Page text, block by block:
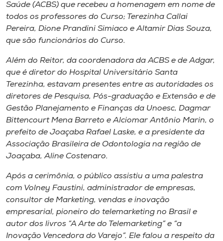
Saúde (ACBS) que recebeu a homenagem em nome de
todos os professores do Curso; Terezinha Callai
Pereira, Dione Prandini Simiaco e Altamir Dias Souza,
que são funcionários do Curso.
Além do Reitor, da coordenadora da ACBS e de Adgar,
que é diretor do Hospital Universitário Santa
Terezinha, estavam presentes entre as autoridades os
diretores de Pesquisa, Pós-graduação e Extensão e de
Gestão Planejamento e Finanças da Unoesc, Dagmar
Bittencourt Mena Barreto e Alciomar Antônio Marin, o
prefeito de Joaçaba Rafael Laske, e a presidente da
Associação Brasileira de Odontologia na região de
Joaçaba, Aline Costenaro.
Após a cerimônia, o público assistiu a uma palestra
com Volney Faustini, administrador de empresas,
consultor de Marketing, vendas e inovação
empresarial, pioneiro do telemarketing no Brasil e
autor dos livros “A Arte do Telemarketing” e “a
Inovação Vencedora do Varejo”. Ele falou a respeito da